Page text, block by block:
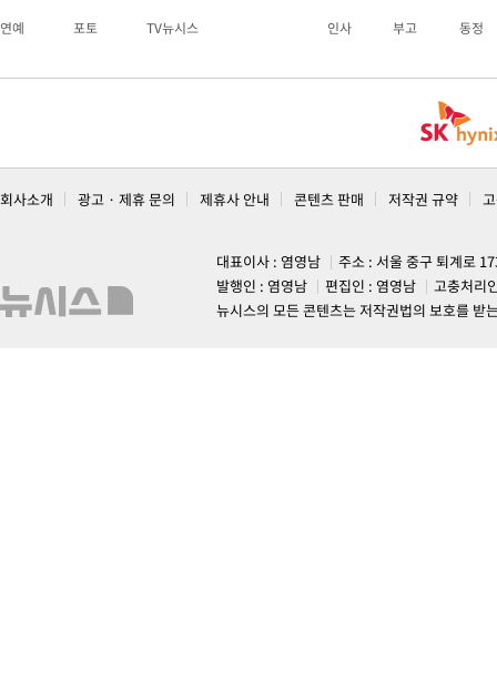
연예 포토 TV뉴시스 인사 부고 동정
회사소개 광고 · 제휴 문의 제휴사 안내 콘텐츠 판매 저작권 규약
대표이사 : 염영남
주소 : 서울 중구 퇴계로
발행인 : 염영남
편집인 : 염영남
고충처리
뉴시스의 모든 콘텐츠는 저작권법의 보호를